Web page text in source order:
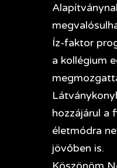
Íz-faktor
a kollégium
hozzájárul a
életmódra
jövőben is.